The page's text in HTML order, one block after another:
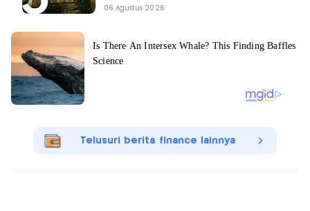
06 Agustus 2026
Telusuri berita finance lainnya